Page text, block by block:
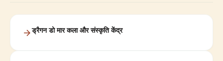
ड्रैगन डो मार कला और संस्कृति केंद्र